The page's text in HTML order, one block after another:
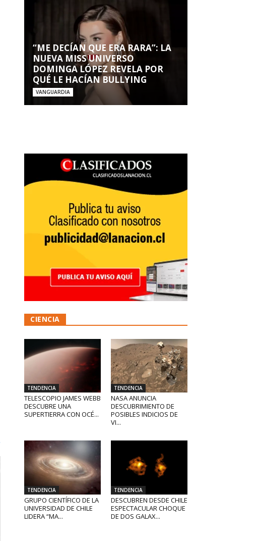
“ME DECÍAN QUE ERA RARA”: LA
NUEVA MISS UNIVERSO
DOMINGA LÓPEZ REVELA POR
QUÉ LE HACÍAN BULLYING
VANGUARDIA
CIENCIA
TENDENCIA
TELESCOPIO JAMES WEBB
DESCUBRE UNA
SUPERTIERRA CON OCÉ...
TENDENCIA
NASA ANUNCIA
DESCUBRIMIENTO DE
POSIBLES INDICIOS DE
VI...
TENDENCIA
GRUPO CIENTÍFICO DE LA
UNIVERSIDAD DE CHILE
LIDERA “MA...
TENDENCIA
DESCUBREN DESDE CHILE
ESPECTACULAR CHOQUE
DE DOS GALAX...